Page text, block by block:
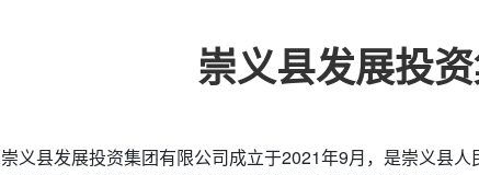
崇义县发展投
崇义县发展投资集团有限公司成立于2021年9月，是崇义县